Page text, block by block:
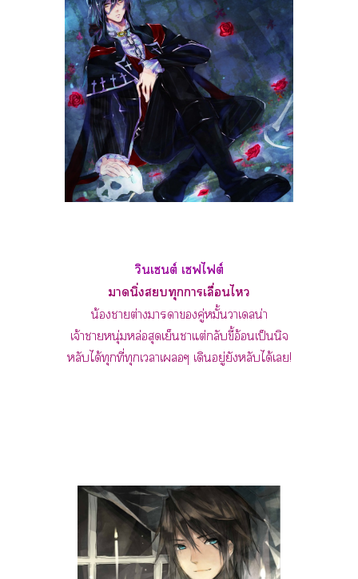
วินเต์ เฟไต์
านิ่งทุกาเลื่อนไ
น้องาต่างาาคู่หมั้นาเลน่า
เจ้าาหนุ่มหล่อสุดเย็นาแต่กลับขี้อ้อนเป็นนิจ
หลับได้ทุกที่ทุกเาเๆ เดินอยู่ยังหลับได้เ!